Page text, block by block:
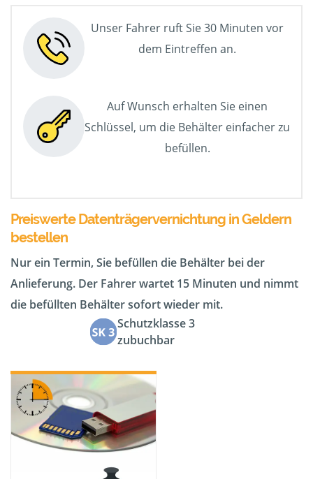
Unser Fahrer ruft Sie 30 Minuten vor
dem Eintreffen an.
Auf Wunsch erhalten Sie einen
Schlüssel, um die Behälter einfacher zu
befüllen.
Preiswerte Datenträgervernichtung in Geldern
bestellen
Nur ein Termin, Sie befüllen die Behälter bei der
Anlieferung. Der Fahrer wartet 15 Minuten und nimmt
die befüllten Behälter sofort wieder mit.
Schutzklasse 3
zubuchbar